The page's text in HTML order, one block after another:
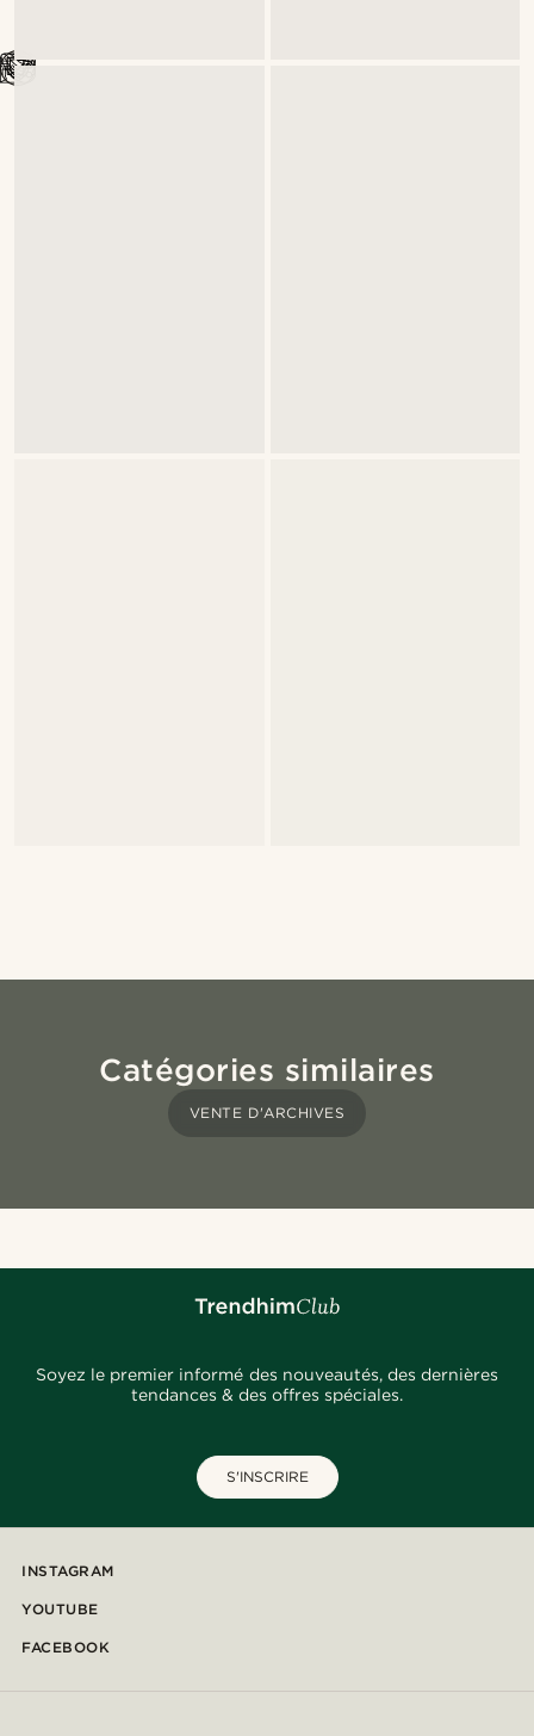
Catégories similaires
VENTE D'ARCHIVES
Soyez le premier informé des nouveautés, des dernières
tendances & des offres spéciales.
S'INSCRIRE
INSTAGRAM
YOUTUBE
FACEBOOK